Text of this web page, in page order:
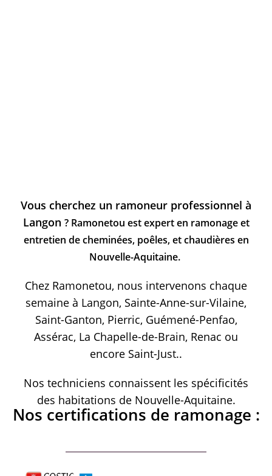
Vous cherchez un ramoneur professionnel à
Langon ? Ramonetou est expert en ramonage et
entretien de cheminées, poêles, et chaudières en
Nouvelle-Aquitaine.
Chez Ramonetou, nous intervenons chaque
semaine à Langon, Sainte-Anne-sur-Vilaine,
Saint-Ganton, Pierric, Guémené-Penfao,
Assérac, La Chapelle-de-Brain, Renac ou
encore Saint-Just..
Nos techniciens connaissent les spécificités
des habitations de Nouvelle-Aquitaine.
Nos certifications de ramonage :